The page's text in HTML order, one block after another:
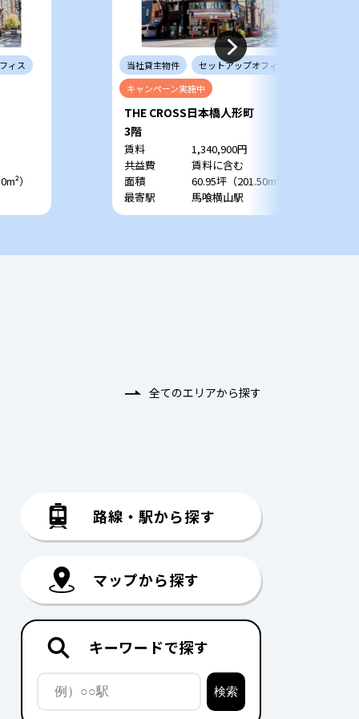
ィス
）
当社貸主物件 セットアップオフィス
キャンペーン実施中
THE CROSS日本橋人形町
3階
賃料
1,340,900円
共益費
賃料に含む
面積
60.95坪（201.50m²）
最寄駅
馬喰横山駅
全てのエリアから探す
路線・駅から探す
マップから探す
キーワードで探す